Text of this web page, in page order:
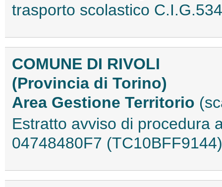
trasporto scolastico
COMUNE DI RIVOLI
(Provincia di Torino)
Area Gestione Territorio
Estratto avviso di procedura
04748480F7 (TC10BFF9144)